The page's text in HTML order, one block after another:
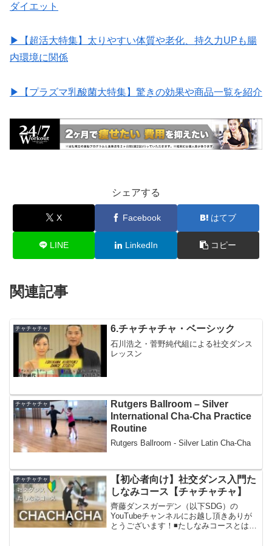
ダイエット
▶︎【超活大特集】太りやすい体質や老化、持久力UPも腸
内環境に関係
▶︎【プラズマ乳酸菌大特集】驚きの効果や商品一覧を紹介
シェアする
X Facebook はてブ
LINE LinkedIn コピー
関連記事
チャチャチャ 6.チャチャチャ・ベーシック
石川浩之・菅野純代組による社交ダンス
レッスン
チャチャチャ
Rutgers Ballroom – Silver
International Cha-Cha Practice
Routine
Rutgers Ballroom - Silver Latin Cha-Cha
チャチャチャ
【初心者向け】社交ダンス入門た
しなみコース【チャチャチャ】
齊藤ダンスガーデン（以下SDG）の
YouTubeチャンネルにお越し頂きありが
とうございます！◾️たしなみコースとは